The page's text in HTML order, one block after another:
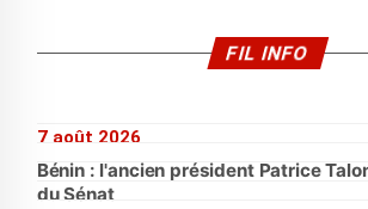
FIL INFO
7 août 2026
Bénin : l'ancien président Patrice
du Sénat